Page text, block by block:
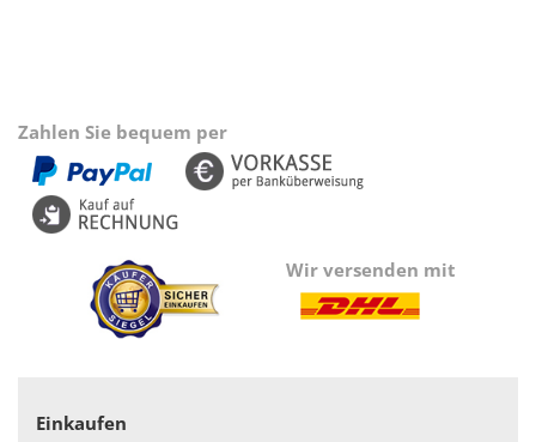
Zahlen Sie bequem per
Wir versenden mit
Einkaufen